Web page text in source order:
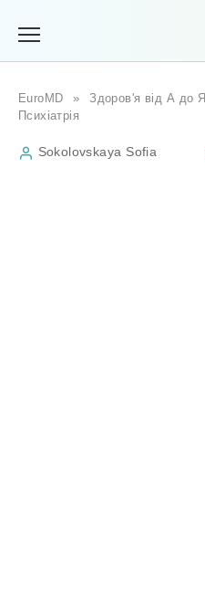
EuroMD » Здоров'я від А до Я
Психіатрія
Sokolovskaya Sofia